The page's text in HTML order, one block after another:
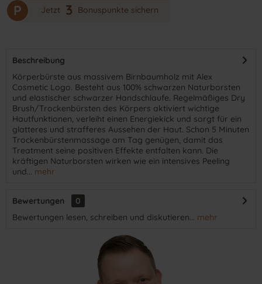
P Jetzt 3 Bonuspunkte sichern
Beschreibung
Körperbürste aus massivem Birnbaumholz mit Alex
Cosmetic Logo. Besteht aus 100% schwarzen Naturborsten
und elastischer schwarzer Handschlaufe. Regelmäßiges Dry
Brush/Trockenbürsten des Körpers aktiviert wichtige
Hautfunktionen, verleiht einen Energiekick und sorgt für ein
glatteres und strafferes Aussehen der Haut. Schon 5 Minuten
Trockenbürstenmassage am Tag genügen, damit das
Treatment seine positiven Effekte entfalten kann. Die
kräftigen Naturborsten wirken wie ein intensives Peeling
und... mehr
Bewertungen
0
Bewertungen lesen, schreiben und diskutieren... mehr